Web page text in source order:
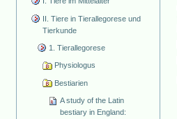
II. Tiere in Tierallegorese und
Tierkunde
1. Tierallegorese
Physiologus
Bestiarien
A study of the Latin
bestiary in England: